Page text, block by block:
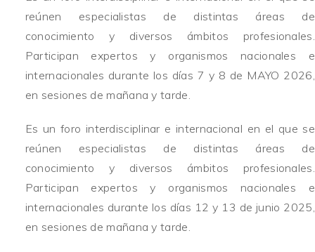
reúnen especialistas de distintas áreas de
conocimiento y diversos ámbitos profesionales.
Participan expertos y organismos nacionales e
internacionales durante los días 7 y 8 de MAYO 2026,
en sesiones de mañana y tarde.
Es un foro interdisciplinar e internacional en el que se
reúnen especialistas de distintas áreas de
conocimiento y diversos ámbitos profesionales.
Participan expertos y organismos nacionales e
internacionales durante los días 12 y 13 de junio 2025,
en sesiones de mañana y tarde.